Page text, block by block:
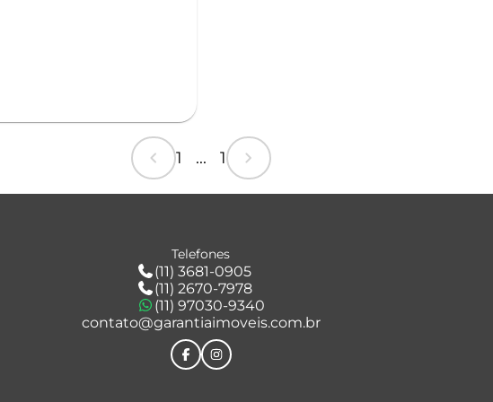
chevron_left 1 ... 1 chevron_right
Telefones
(11) 3681-0905
(11) 2670-7978
(11) 97030-9340
contato@garantiaimoveis.com.br